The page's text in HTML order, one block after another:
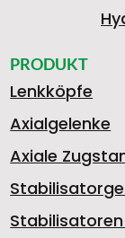
PRODUKT
Lenkköpfe
Axialgelenke
Axiale